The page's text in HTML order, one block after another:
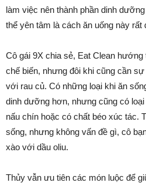
làm việc nên thành phần dinh
thể yên tâm là cách ăn uống này rất
Cô gái 9X chia sẻ, Eat Clean
chế biến, nhưng đôi khi cũng cần
với rau củ. Có những loại khi ăn
dinh dưỡng hơn, nhưng cũng có
nấu chín hoặc có chất béo xúc tác.
sống, nhưng không vấn đề gì, cô
xào với dầu oliu.
Thủy vẫn ưu tiên các món luộc để